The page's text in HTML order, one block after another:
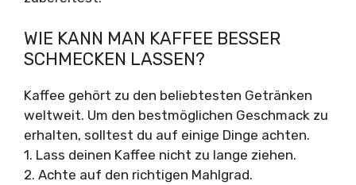
WIE KANN MAN KAFFEE BESSER
SCHMECKEN LASSEN?
Kaffee gehört zu den beliebtesten Getränken
weltweit. Um den bestmöglichen Geschmack zu
erhalten, solltest du auf einige Dinge achten.
1. Lass deinen Kaffee nicht zu lange ziehen.
2. Achte auf den richtigen Mahlgrad.